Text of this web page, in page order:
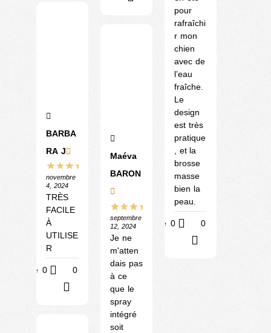
BARBA
RA J
novembre
4, 2024
TRÈS
FACILE
À
UTILISE
R
Utile 0 0
Maéva
BARON
septembre
12, 2024
Je ne
m'atten
dais pas
à ce
que le
spray
intégré
soit
pour
rafraîchi
r mon
chien
avec de
l’eau
fraîche.
Le
design
est très
pratique
, et la
brosse
masse
bien la
peau.
Utile 0 0